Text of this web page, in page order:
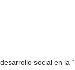
social en la